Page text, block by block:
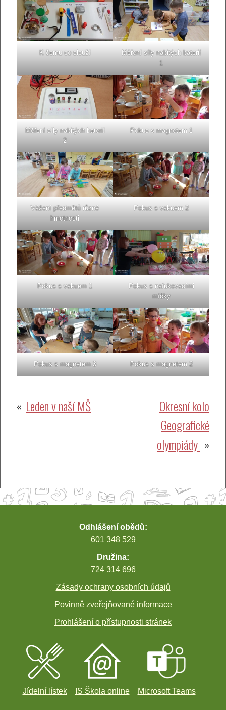
K čemu co slouží
Měření síly nabitých baterií
1
Měření síly nabitých baterií
2
Pokus s magnetem 1
Vážení předmětů různé
hmotnosti
Pokus s vakuem 2
Pokus s vakuem 1
Pokus s nafukovacími
míčky
Pokus s magnetem 3 Pokus s magnetem 2
Navigace
Leden v naší MŠ
Okresní kolo
Geografické
olympiády
Odhlášení obědů:
601 348 529
Družina:
724 314 696
Zásady ochrany osobních údajů
Povinně zveřejňované informace
Prohlášení o přístupnosti stránek
Jídelní lístek IS Škola online Microsoft Teams